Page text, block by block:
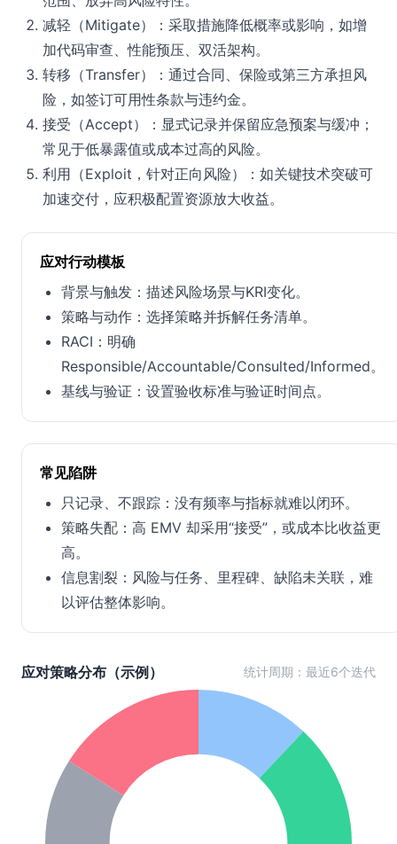
减轻（Mitigate）：采取措施降低概率或影响，如增
加代码审查、性能预压、双活架构。
转移（Transfer）：通过合同、保险或第三方承担风
险，如签订可用性条款与违约金。
接受（Accept）：显式记录并保留应急预案与缓冲；
常见于低暴露值或成本过高的风险。
利用（Exploit，针对正向风险）：如关键技术突破可
加速交付，应积极配置资源放大收益。
应对行动模板
背景与触发：描述风险场景与KRI变化。
策略与动作：选择策略并拆解任务清单。
RACI：明确
Responsible/Accountable/Consulted/Informed。
基线与验证：设置验收标准与验证时间点。
常见陷阱
只记录、不跟踪：没有频率与指标就难以闭环。
策略失配：高 EMV 却采用“接受”，或成本比收益更
高。
信息割裂：风险与任务、里程碑、缺陷未关联，难
以评估整体影响。
应对策略分布（示例） 统计周期：最近6个迭代